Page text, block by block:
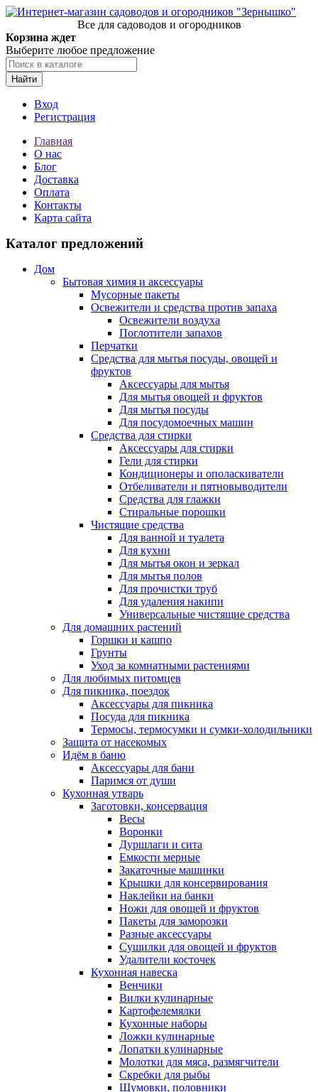
Все для садоводов и огородников
Корзина ждет
Выберите любое предложение
Найти
Вход
Регистрация
Главная
О нас
Блог
Доставка
Оплата
Контакты
Карта сайта
Каталог предложений
Дом
Бытовая химия и аксессуары
Мусорные пакеты
Освежители и средства против запаха
Освежители воздуха
Поглотители запахов
Перчатки
Средства для мытья посуды, овощей и
фруктов
Аксессуары для мытья
Для мытья овощей и фруктов
Для мытья посуды
Для посудомоечных машин
Средства для стирки
Аксессуары для стирки
Гели для стирки
Кондиционеры и ополаскиватели
Отбеливатели и пятновыводители
Средства для глажки
Стиральные порошки
Чистящие средства
Для ванной и туалета
Для кухни
Для мытья окон и зеркал
Для мытья полов
Для прочистки труб
Для удаления накипи
Универсальные чистящие средства
Для домашних растений
Горшки и кашпо
Грунты
Уход за комнатными растениями
Для любимых питомцев
Для пикника, поездок
Аксессуары для пикника
Посуда для пикника
Термосы, термосумки и сумки-холодильники
Защита от насекомых
Идём в баню
Аксессуары для бани
Паримся от души
Кухонная утварь
Заготовки, консервация
Весы
Воронки
Дуршлаги и сита
Емкости мерные
Закаточные машинки
Крышки для консервирования
Наклейки на банки
Ножи для овощей и фруктов
Пакеты для заморозки
Разные аксессуары
Сушилки для овощей и фруктов
Удалители косточек
Кухонная навеска
Венчики
Вилки кулинарные
Картофелемялки
Кухонные наборы
Ложки кулинарные
Лопатки кулинарные
Молотки для мяса, размягчители
Скребки для рыбы
Шумовки, половники